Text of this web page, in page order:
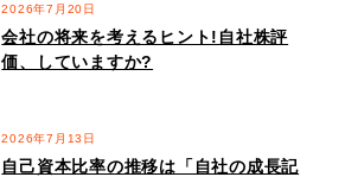
2026年7月20日
会社の将来を考えるヒント!自社株評
価、していますか?
2026年7月13日
自己資本比率の推移は「自社の成長記